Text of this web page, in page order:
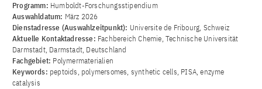
Programm: Humboldt-Forschungsstipendium
Auswahldatum: März 2026
Dienstadresse (Auswahlzeitpunkt): Universite de Fribourg, Schweiz
Aktuelle Kontaktadresse: Fachbereich Chemie, Technische Universität
Darmstadt, Darmstadt, Deutschland
Fachgebiet: Polymermaterialien
Keywords: peptoids, polymersomes, synthetic cells, PISA, enzyme
catalysis